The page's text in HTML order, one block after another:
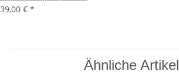
39,00 € *
Ähnliche Artikel